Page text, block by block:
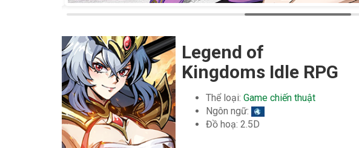
Legend of
Kingdoms Idle RPG
Thể loại: Game chiến thuật
Ngôn ngữ:
Đồ hoạ: 2.5D